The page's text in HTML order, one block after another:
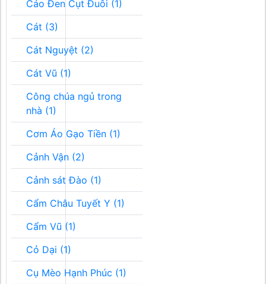
Cáo Đen Cụt Đuôi (1)
Cát (3)
Cát Nguyệt (2)
Cát Vũ (1)
Công chúa ngủ trong
nhà (1)
Cơm Áo Gạo Tiền (1)
Cảnh Vận (2)
Cảnh sát Đào (1)
Cẩm Châu Tuyết Y (1)
Cẩm Vũ (1)
Cỏ Dại (1)
Cụ Mèo Hạnh Phúc (1)